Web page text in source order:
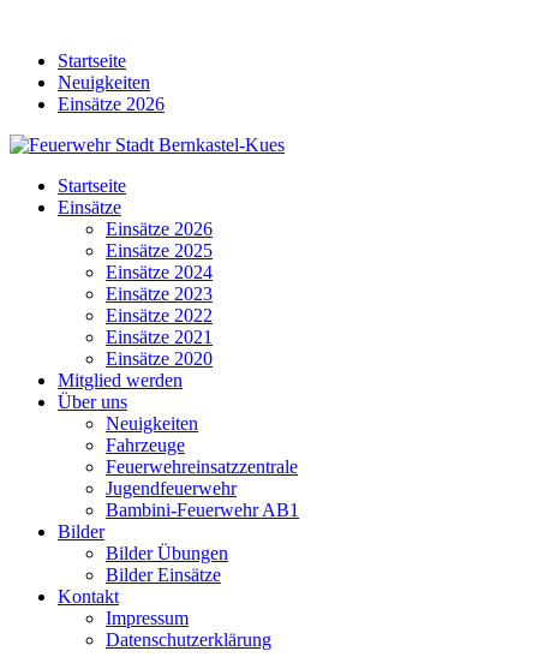
contentStartseite
Neuigkeiten
Einsätze 2026
Startseite
Einsätze
Einsätze 2026
Einsätze 2025
Einsätze 2024
Einsätze 2023
Einsätze 2022
Einsätze 2021
Einsätze 2020
Mitglied werden
Über uns
Neuigkeiten
Fahrzeuge
Feuerwehreinsatzzentrale
Jugendfeuerwehr
Bambini-Feuerwehr AB1
Bilder
Bilder Übungen
Bilder Einsätze
Kontakt
Impressum
Datenschutzerklärung